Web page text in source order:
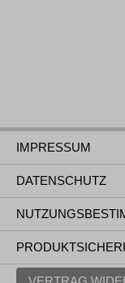
IMPRESSUM
DATENSCHUTZ
VERTRAG